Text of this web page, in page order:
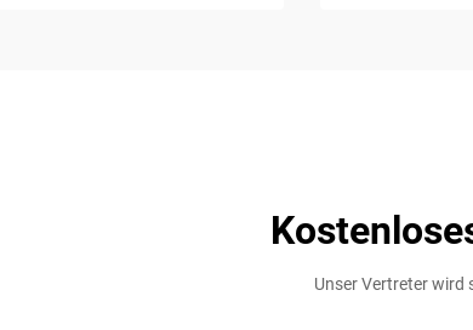
Unser Vertreter wird